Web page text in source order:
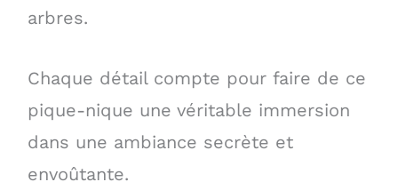
arbres.
Chaque détail compte pour faire de ce
pique-nique une véritable immersion
dans une ambiance secrète et
envoûtante.